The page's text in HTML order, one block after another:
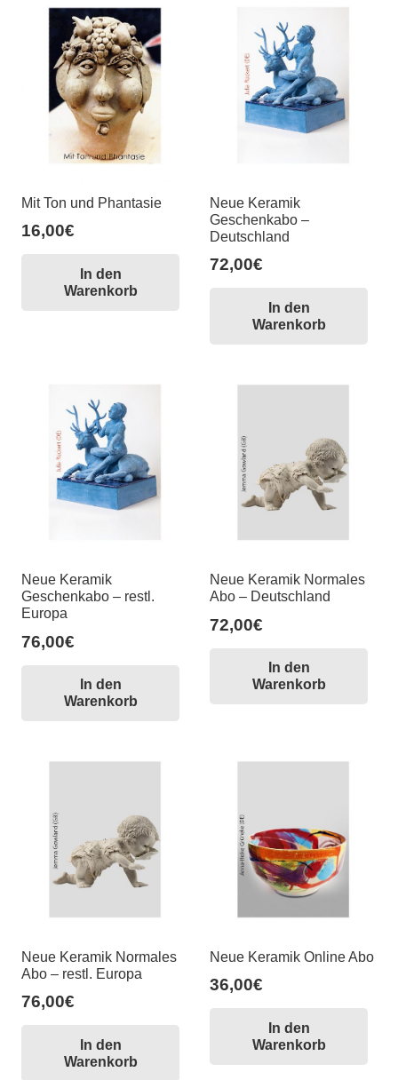
Mit Ton und Phantasie
16,00€
In den
Warenkorb
Neue Keramik
Geschenkabo –
Deutschland
72,00€
In den
Warenkorb
Neue Keramik
Geschenkabo – restl.
Europa
76,00€
In den
Warenkorb
Neue Keramik Normales
Abo – Deutschland
72,00€
In den
Warenkorb
Neue Keramik Normales
Abo – restl. Europa
76,00€
In den
Warenkorb
Neue Keramik Online Abo
36,00€
In den
Warenkorb